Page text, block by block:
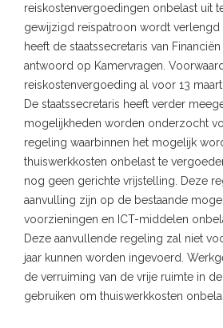
reiskostenvergoedingen onbelast uit
gewijzigd reispatroon wordt verlengd
heeft de staatssecretaris van
antwoord op Kamervragen.
reiskostenvergoeding al voor 13
De staatssecretaris heeft verder
mogelijkheden worden onderzocht
regeling waarbinnen het mogelijk
thuiswerkkosten onbelast te
nog geen gerichte vrijstelling. Deze
aanvulling zijn op de bestaande
voorzieningen en ICT-middelen
Deze aanvullende regeling zal niet
jaar kunnen worden ingevoerd.
de verruiming van de vrije ruimte in
gebruiken om thuiswerkkosten